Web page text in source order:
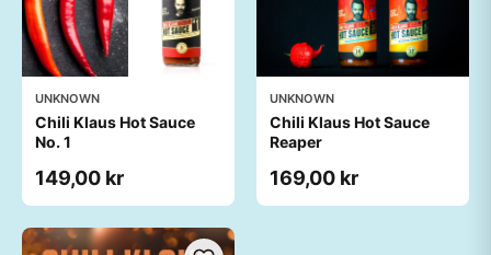
UNKNOWN
Chili Klaus Hot Sauce
No. 1
149,00 kr
UNKNOWN
Chili Klaus Hot Sauce
Reaper
169,00 kr